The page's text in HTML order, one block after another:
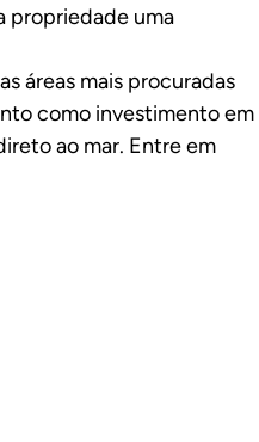
propriedade uma
áreas mais procuradas
como investimento em
ao mar. Entre em